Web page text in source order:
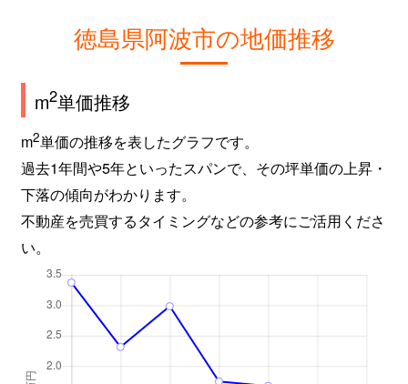
徳島県阿波市の地価推移
m2単価推移
m2単価の推移を表したグラフです。
過去1年間や5年といったスパンで、その坪単価の上昇・
下落の傾向がわかります。
不動産を売買するタイミングなどの参考にご活用くださ
い。